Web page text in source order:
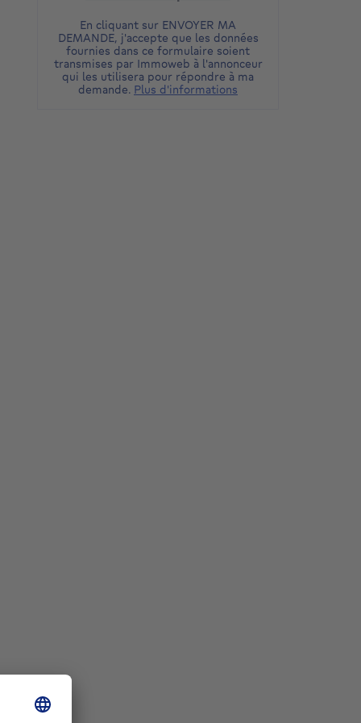
En cliquant sur ENVOYER MA
DEMANDE, j'accepte que les données
fournies dans ce formulaire soient
transmises par Immoweb à l'annonceur
qui les utilisera pour répondre à ma
demande. Plus d'informations